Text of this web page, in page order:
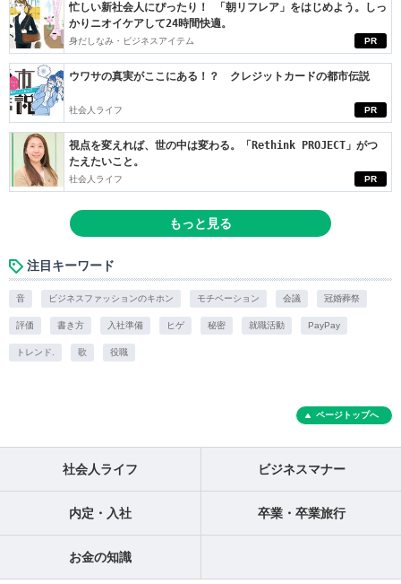
PR
忙しい新社会人にぴったり！ 「朝リフレア」をはじめよう。しっ
かりニオイケアして24時間快適。
身だしなみ・ビジネスアイテム
PR
ウワサの真実がここにある！？ クレジットカードの都市伝説
社会人ライフ
PR
視点を変えれば、世の中は変わる。「Rethink PROJECT」がつ
たえたいこと。
社会人ライフ
もっと見る
注目キーワード
音 ビジネスファッションのキホン モチベーション 会議 冠婚葬祭
評価 書き方 入社準備 ヒゲ 秘密 就職活動 PayPay
トレンド. 歌 役職
ページトップへ
社会人ライフ ビジネスマナー
内定・入社 卒業・卒業旅行
お金の知識